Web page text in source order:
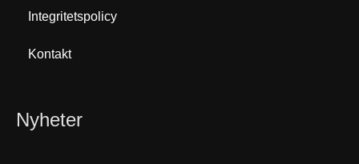
Integritetspolicy
Kontakt
Nyheter